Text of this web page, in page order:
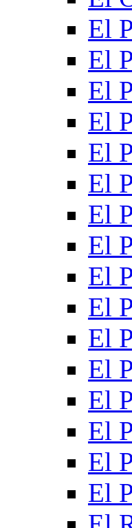
El
El
El
El
El
El
El
El
El
El
El
El
El
El
El
El